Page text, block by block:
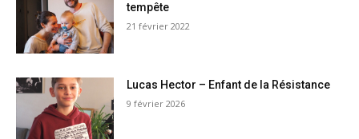
tempête
21 février 2022
Lucas Hector – Enfant de la Résistance
9 février 2026